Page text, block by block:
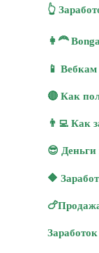
👆
👩‍🦰
📱 Вебкам
🔴 Как
👨‍💻 Как
😎 Деньги
🔶